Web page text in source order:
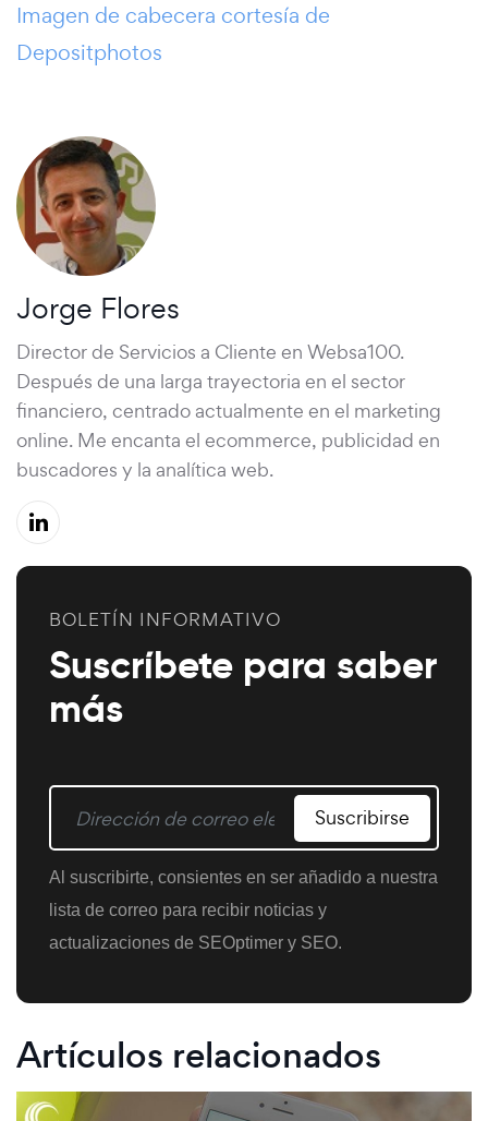
Imagen de cabecera cortesía de
Depositphotos
Jorge Flores
Director de Servicios a Cliente en Websa100.
Después de una larga trayectoria en el sector
financiero, centrado actualmente en el marketing
online. Me encanta el ecommerce, publicidad en
buscadores y la analítica web.
BOLETÍN INFORMATIVO
Suscríbete para saber
más
Suscribirse
Al suscribirte, consientes en ser añadido a nuestra
lista de correo para recibir noticias y
actualizaciones de SEOptimer y SEO.
Artículos relacionados